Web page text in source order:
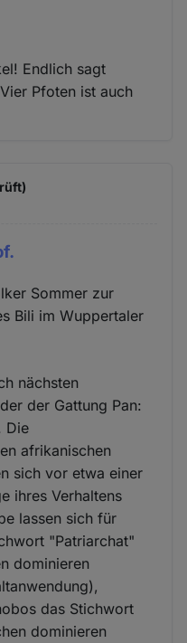
Endlich sagt
Pfoten ist auch
Sommer zur
Bili im Wuppertaler
nächsten
der Gattung Pan:
Die
afrikanischen
sich vor etwa einer
ihres Verhaltens
lassen sich für
"Patriarchat"
dominieren
das Stichwort
dominieren